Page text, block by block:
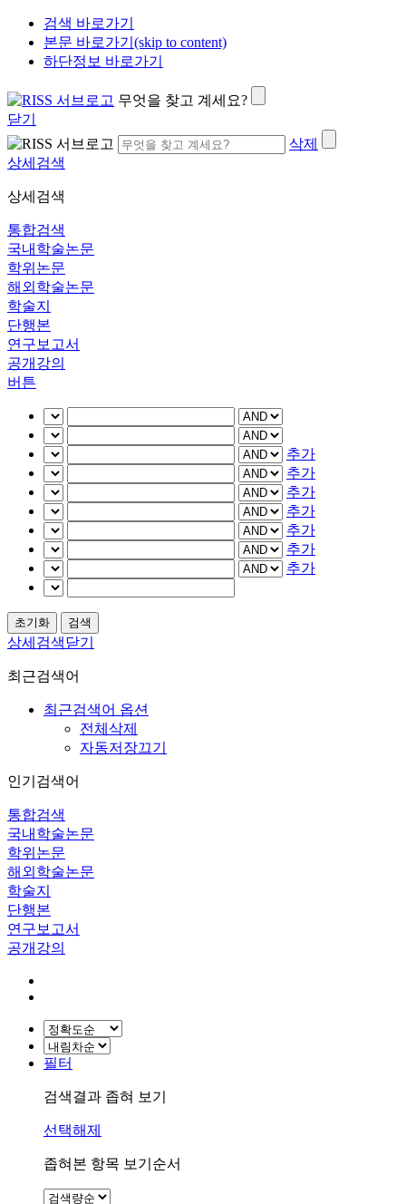
검색 바로가기
본문 바로가기(skip to content)
하단정보 바로가기
무엇을 찾고 계세요?
닫기
삭제
상세검색
상세검색
통합검색
국내학술논문
학위논문
해외학술논문
학술지
단행본
연구보고서
공개강의
버튼
추가
추가
추가
추가
추가
추가
추가
상세검색닫기
최근검색어
최근검색어 옵션
전체삭제
자동저장끄기
인기검색어
통합검색
국내학술논문
학위논문
해외학술논문
학술지
단행본
연구보고서
공개강의
필터
검색결과 좁혀 보기
선택해제
좁혀본 항목 보기순서